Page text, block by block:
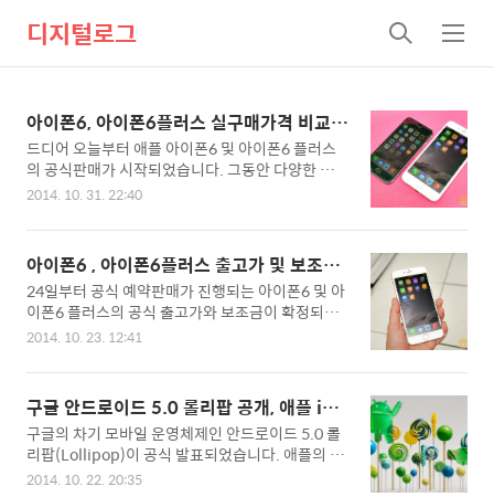
디지털로그
검
색
메
뉴
아이폰6, 아이폰6플러스 실구매가격 비교,
가장 유리한 이통사는?
드디어 오늘부터 애플 아이폰6 및 아이폰6 플러스
의 공식판매가 시작되었습니다. 그동안 다양한 정보
소스를 통해 애플 아이폰6 및 아이폰6플러스의 출
지 조금이라도 아이폰을 더 팔고 싶은 이통사들이
열심히 계산기를 두드린 탓에 사전에 제공해 드렸던
정보들이 조금씩 오류가 있었는데요. 그래서 죄송한
마음에 최종 공지된 애플 아이폰6 및 아이폰6플러
스의 출고가와 이통사들의 요금제 따라 공시된 보조
금내역을 한눈에 파악하여 실구매시 어떤 이통사에
았습니다. 참고로 요금제에 따른 보조금은 가장 높
은 보조금을 받을 수 있는 10만원선 요금제와 가장
많이 선호하는 요금제인 67요금제 두 종류만 확인
하였으니 많은 양해 바랍니다. ..
2014. 10. 31. 22:40
아이폰6 , 아이폰6플러스 출고가 및 보조금
규모 확정
24일부터 공식 예약판매가 진행되는 아이폰6 및 아
이폰6 플러스의 공식 출고가와 보조금이 확정되었
습니다. 단말기유통법의 폐해로 인해 이통3사 모두
있는데요. 여기에 판매점에서 추가로 지급가능한 보
조금이 있지만 사실 상 이통사에서 통제를 하기에
아이폰6 및 아이폰6플러스는 높은 금액으로 구입을
해야할 상황이 되었습니다. 결국 보조금 제한으로
인해 높아진 단말기 가격으로 인해 소비자의 통신요
금 부담은 더욱 커질 전망인데요. 69요금제로 아이
2014. 10. 23. 12:41
구글 안드로이드 5.0 롤리팝 공개, 애플 iOS
8과 한판 승부
구글의 차기 모바일 운영체제인 안드로이드 5.0 롤
리팝(Lollipop)이 공식 발표되었습니다. 애플의 아
이폰6 국내 공식출시발표에 가려져서인지 국내에
2014. 10. 22. 20:35